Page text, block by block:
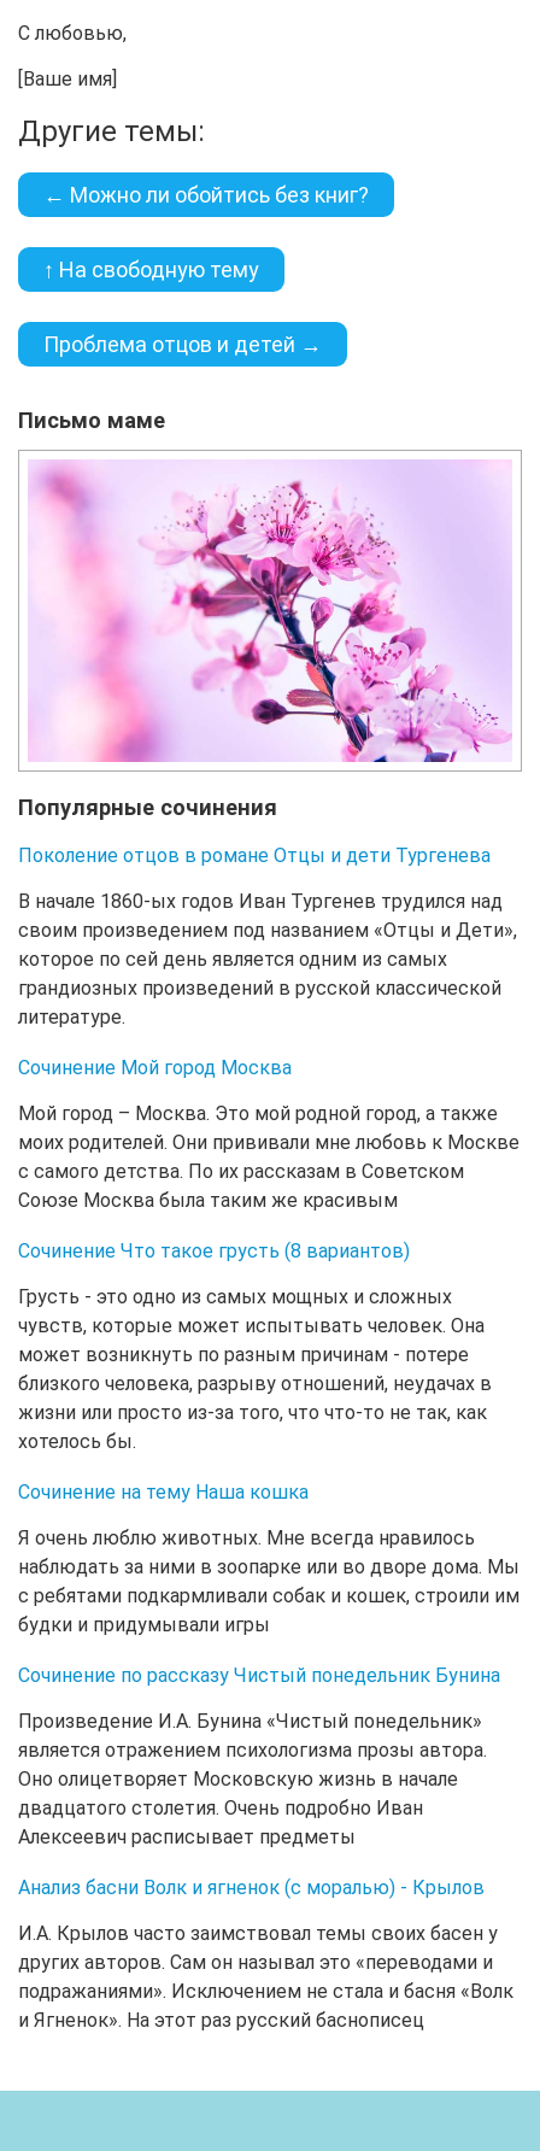
С любовью,
[Ваше имя]
Другие темы:
← Можно ли обойтись без книг?
↑ На свободную тему
Проблема отцов и детей →
Письмо маме
Популярные сочинения
Поколение отцов в романе Отцы и дети Тургенева
В начале 1860-ых годов Иван Тургенев трудился над
своим произведением под названием «Отцы и Дети»,
которое по сей день является одним из самых
грандиозных произведений в русской классической
литературе.
Сочинение Мой город Москва
Мой город – Москва. Это мой родной город, а также
моих родителей. Они прививали мне любовь к Москве
с самого детства. По их рассказам в Советском
Союзе Москва была таким же красивым
Сочинение Что такое грусть (8 вариантов)
Грусть - это одно из самых мощных и сложных
чувств, которые может испытывать человек. Она
может возникнуть по разным причинам - потере
близкого человека, разрыву отношений, неудачах в
жизни или просто из-за того, что что-то не так, как
хотелось бы.
Сочинение на тему Наша кошка
Я очень люблю животных. Мне всегда нравилось
наблюдать за ними в зоопарке или во дворе дома. Мы
с ребятами подкармливали собак и кошек, строили им
будки и придумывали игры
Сочинение по рассказу Чистый понедельник Бунина
Произведение И.А. Бунина «Чистый понедельник»
является отражением психологизма прозы автора.
Оно олицетворяет Московскую жизнь в начале
двадцатого столетия. Очень подробно Иван
Алексеевич расписывает предметы
Анализ басни Волк и ягненок (с моралью) - Крылов
И.А. Крылов часто заимствовал темы своих басен у
других авторов. Сам он называл это «переводами и
подражаниями». Исключением не стала и басня «Волк
и Ягненок». На этот раз русский баснописец